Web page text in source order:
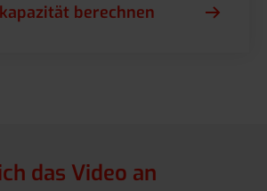
berechnen
das Video an